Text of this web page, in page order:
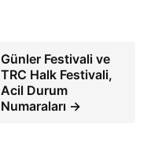
Günler Festivali ve
TRC Halk Festivali,
Acil Durum
Numaraları →